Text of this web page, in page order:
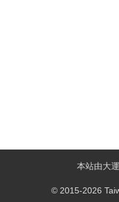
本站由大
© 2015-2026